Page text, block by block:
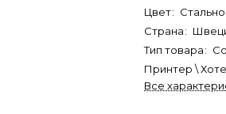
Цвет:
Страна:
Тип товара:
Принтер \
Все